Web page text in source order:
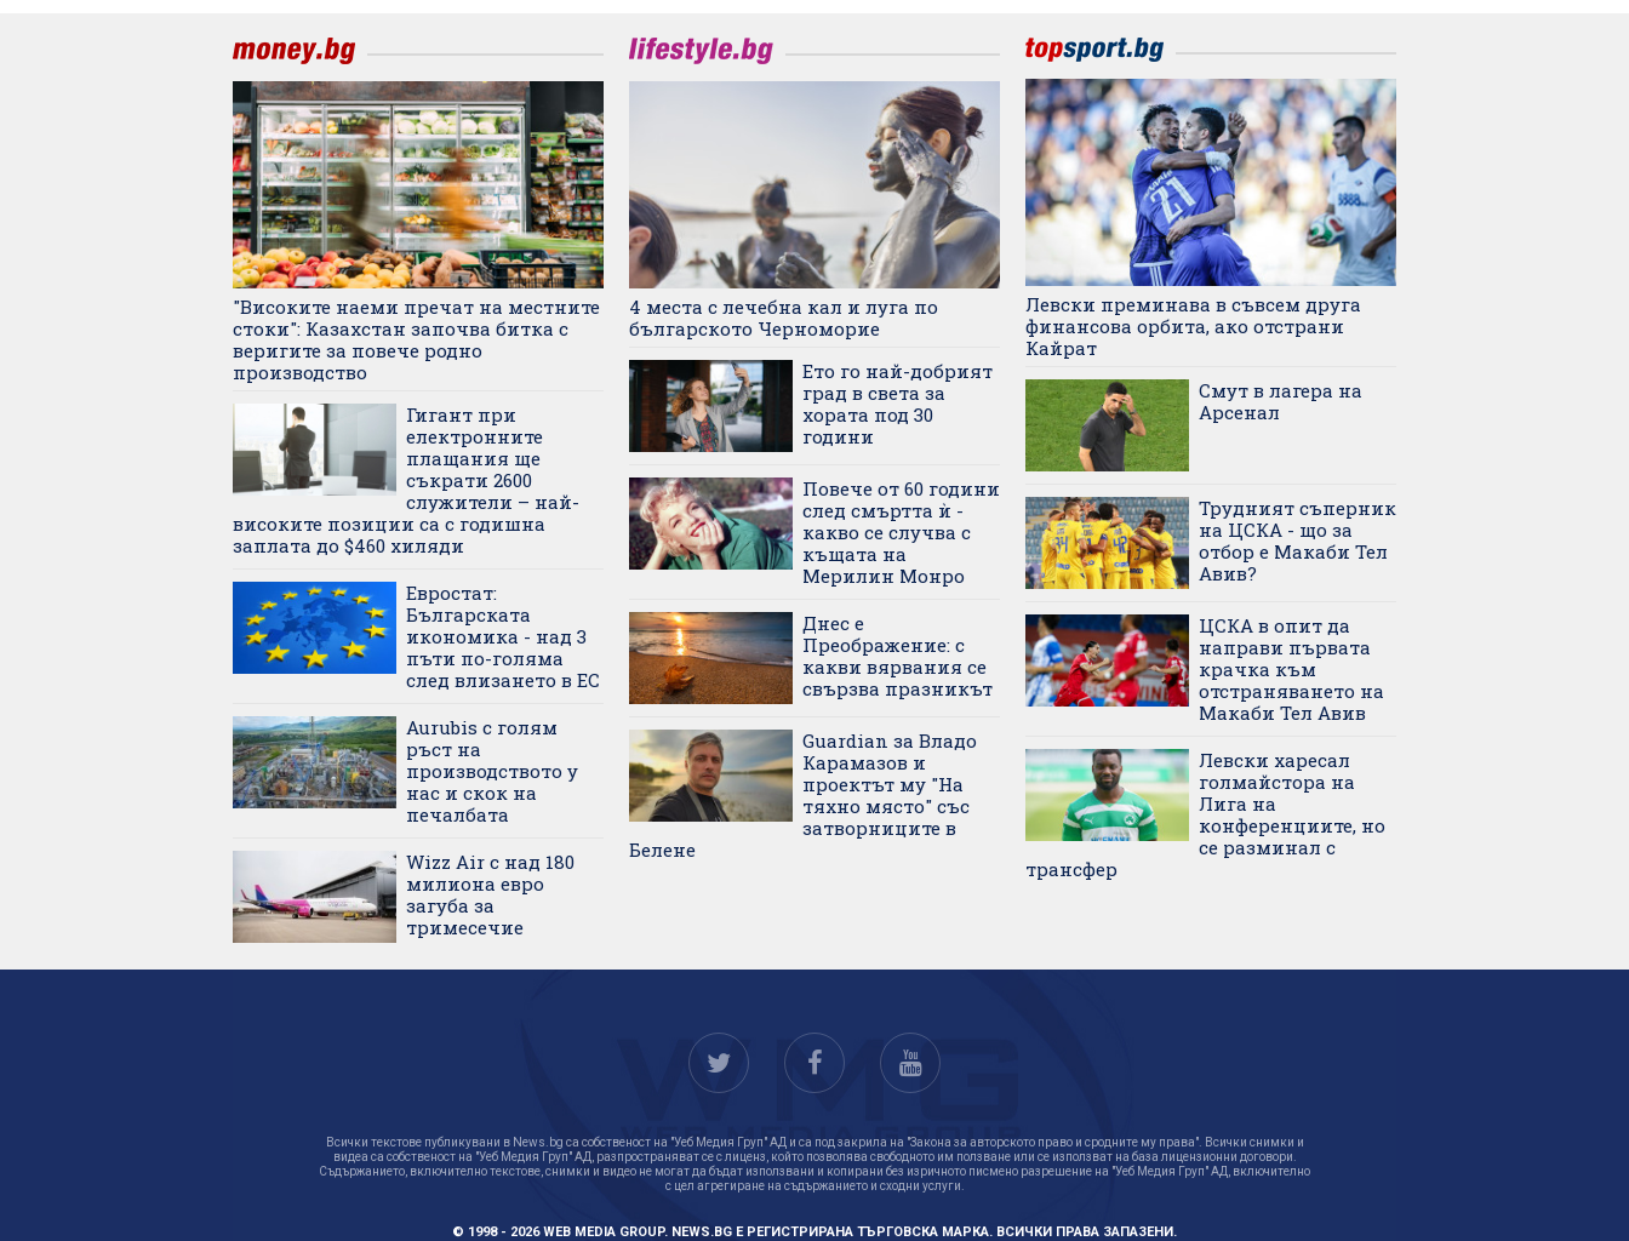
"Високите наеми пречат на местните
стоки": Казахстан започва битка с
веригите за повече родно
производство
Гигант при
електронните
плащания ще
съкрати 2600
служители – най-
високите позиции са с годишна
заплата до $460 хиляди
Евростат:
Българската
икономика - над 3
пъти по-голяма
след влизането в ЕС
Aurubis с голям
ръст на
производството у
нас и скок на
печалбата
Wizz Air с над 180
милиона евро
загуба за
тримесечие
4 места с лечебна кал и луга по
българското Черноморие
Ето го най-добрият
град в света за
хората под 30
години
Повече от 60 години
след смъртта ѝ -
какво се случва с
къщата на
Мерилин Монро
Днес е
Преображение: с
какви вярвания се
свързва празникът
Guardian за Владо
Карамазов и
проектът му "На
тяхно място" със
затворниците в
Белене
Левски преминава в съвсем друга
финансова орбита, ако отстрани
Кайрат
Смут в лагера на
Арсенал
Трудният съперник
на ЦСКА - що за
отбор е Макаби Тел
Авив?
ЦСКА в опит да
направи първата
крачка към
отстраняването на
Макаби Тел Авив
Левски харесал
голмайстора на
Лига на
конференциите, но
се разминал с
трансфер
Всички текстове публикувани в News.bg са собственост на "Уеб Медия Груп" АД и са под закрила на "Закона за авторското право и сродните му права". Всички снимки и
видеа са собственост на "Уеб Медия Груп" АД, разпространяват се с лиценз, който позволява свободното им ползване или се използват на база лицензионни договори.
Съдържанието, включително текстове, снимки и видео не могат да бъдат използвани и копирани без изричното писмено разрешение на "Уеб Медия Груп" АД, включително
с цел агрегиране на съдържанието и сходни услуги.
© 1998 - 2026 WEB MEDIA GROUP. NEWS.BG Е РЕГИСТРИРАНА ТЪРГОВСКА МАРКА. ВСИЧКИ ПРАВА ЗАПАЗЕНИ.